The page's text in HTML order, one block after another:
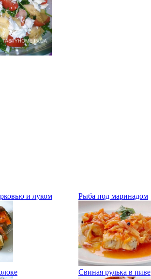
и луком Рыба под маринадом
Свиная рулька в пиве